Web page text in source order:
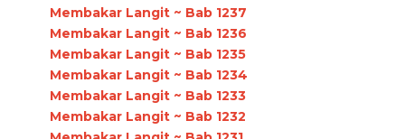
Membakar Langit ~ Bab 1237
Membakar Langit ~ Bab 1236
Membakar Langit ~ Bab 1235
Membakar Langit ~ Bab 1234
Membakar Langit ~ Bab 1233
Membakar Langit ~ Bab 1232